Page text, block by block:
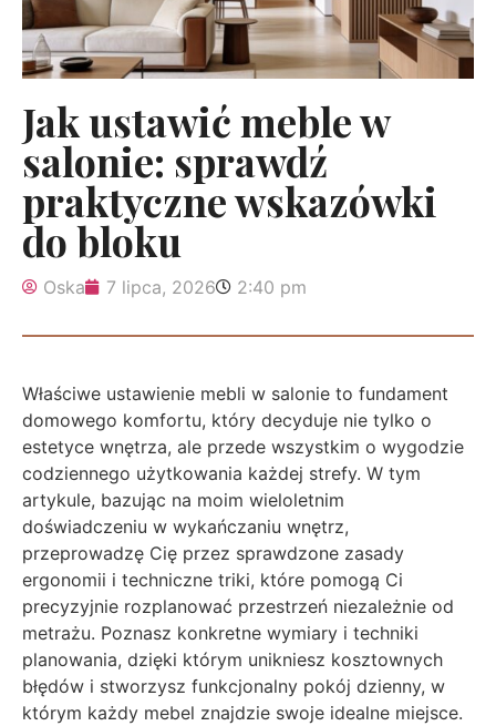
Jak ustawić meble w
salonie: sprawdź
praktyczne wskazówki
do bloku
Oska 7 lipca, 2026 2:40 pm
Właściwe ustawienie mebli w salonie to fundament
domowego komfortu, który decyduje nie tylko o
estetyce wnętrza, ale przede wszystkim o wygodzie
codziennego użytkowania każdej strefy. W tym
artykule, bazując na moim wieloletnim
doświadczeniu w wykańczaniu wnętrz,
przeprowadzę Cię przez sprawdzone zasady
ergonomii i techniczne triki, które pomogą Ci
precyzyjnie rozplanować przestrzeń niezależnie od
metrażu. Poznasz konkretne wymiary i techniki
planowania, dzięki którym unikniesz kosztownych
błędów i stworzysz funkcjonalny pokój dzienny, w
którym każdy mebel znajdzie swoje idealne miejsce.